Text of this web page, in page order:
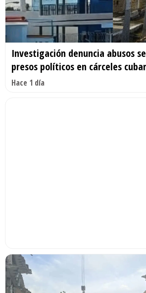
Investigación denuncia abusos
presos políticos en cárceles
Hace 1 día